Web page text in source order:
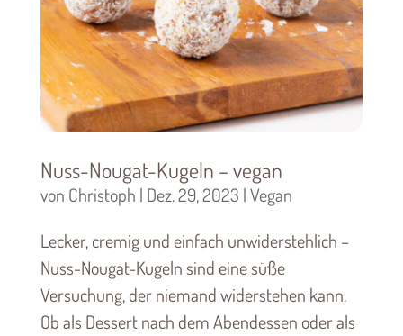
Nuss-Nougat-Kugeln – vegan
von Christoph | Dez. 29, 2023 |Vegan
Lecker, cremig und einfach unwiderstehlich –
Nuss-Nougat-Kugeln sind eine süße
Versuchung, der niemand widerstehen kann.
Ob als Dessert nach dem Abendessen oder als